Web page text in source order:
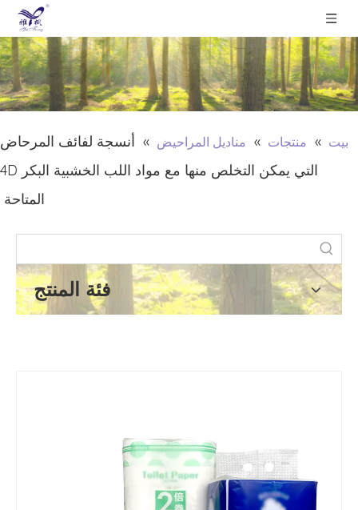
بيت » منتجات » مناديل المراحيض » أنسجة لفائف المرحاض
التي يمكن التخلص منها مع مواد اللب الخشبية البكر 4D
المتاحة
فئة المنتج